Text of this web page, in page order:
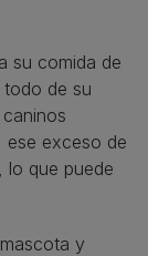
su comida de
de su
ese exceso de
lo que puede
y